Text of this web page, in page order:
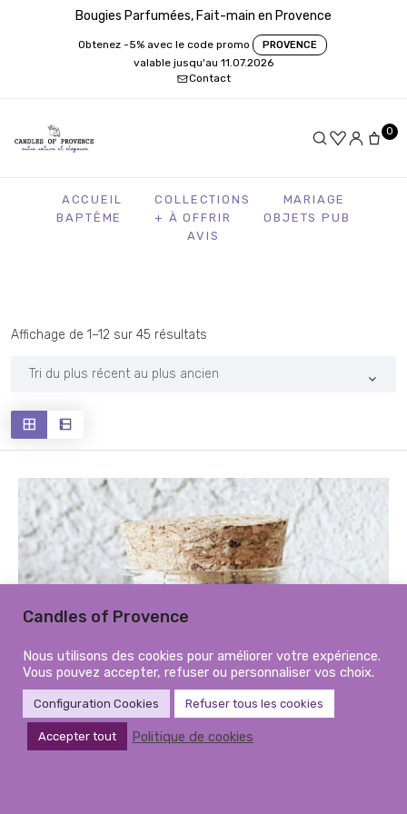
Bougies Parfumées, Fait-main en Provence
Obtenez -5% avec le code promo PROVENCE
valable jusqu'au 11.07.2026
Contact
0
ACCUEIL COLLECTIONS
MARIAGE
BAPTÊME
+ À OFFRIR
OBJETS PUB
AVIS
Affichage de 1–12 sur 45 résultats
plus
ancien
Candles of Provence
Nous utilisons des cookies pour améliorer votre expérience.
Vous pouvez accepter, refuser ou personnaliser vos choix.
Configuration Cookies Refuser tous les cookies
Accepter tout Politique de cookies